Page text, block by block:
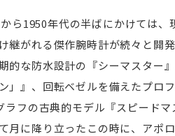
ら1950年代の半ばにかけては、
継がれる傑作腕時計が続々と開
的な防水設計の『シーマスター
」』、回転ベゼルを備えたプロ
ラフの古典的モデル『スピード
月に降り立ったこの時に、アポ